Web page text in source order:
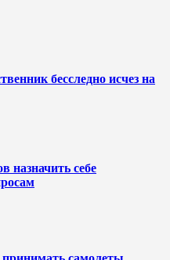
бесследно исчез на
назначить себе